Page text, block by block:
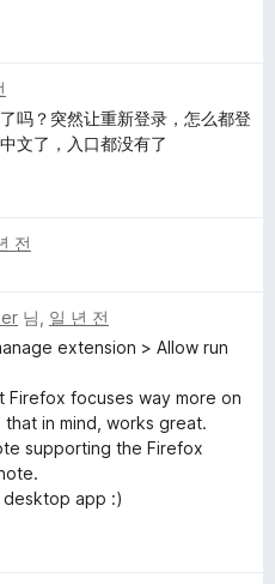
吗？突然让重新登录，怎么都登
文了，入口都没有了
전
님, 일 년 전
extension > Allow run
Firefox focuses way more on
in mind, works great.
supporting the Firefox
desktop app :)